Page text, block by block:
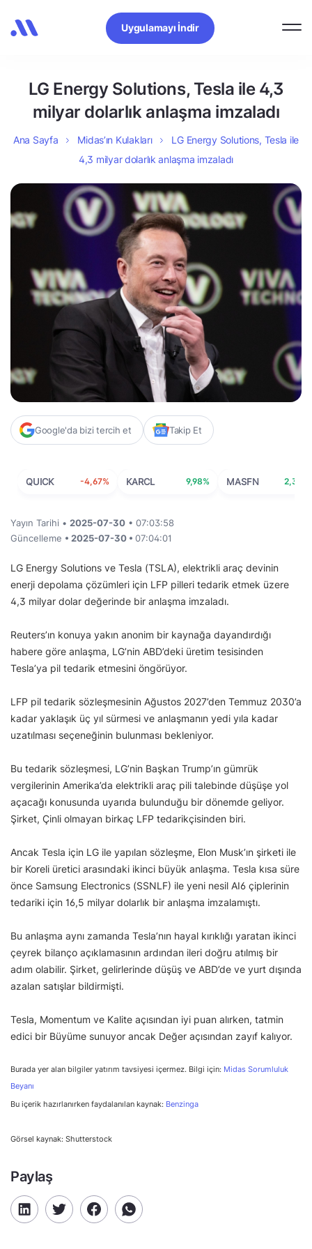
Uygulamayı İndir
LG Energy Solutions, Tesla ile 4,3
milyar dolarlık anlaşma imzaladı
Ana Sayfa Midas’ın Kulakları
LG Energy Solutions, Tesla ile
4,3 milyar dolarlık anlaşma imzaladı
Google'da bizi tercih et Takip Et
QUICK -4,67% KARCL 9,98% MASFN 2,34%
Yayın Tarihi • 2025-07-30 • 07:03:58
Güncelleme • 2025-07-30 • 07:04:01
LG Energy Solutions ve Tesla (TSLA), elektrikli araç devinin
enerji depolama çözümleri için LFP pilleri tedarik etmek üzere
4,3 milyar dolar değerinde bir anlaşma imzaladı.
Reuters’ın konuya yakın anonim bir kaynağa dayandırdığı
habere göre anlaşma, LG’nin ABD’deki üretim tesisinden
Tesla’ya pil tedarik etmesini öngörüyor.
LFP pil tedarik sözleşmesinin Ağustos 2027’den Temmuz 2030’a
kadar yaklaşık üç yıl sürmesi ve anlaşmanın yedi yıla kadar
uzatılması seçeneğinin bulunması bekleniyor.
Bu tedarik sözleşmesi, LG’nin Başkan Trump’ın gümrük
vergilerinin Amerika’da elektrikli araç pili talebinde düşüşe yol
açacağı konusunda uyarıda bulunduğu bir dönemde geliyor.
Şirket, Çinli olmayan birkaç LFP tedarikçisinden biri.
Ancak Tesla için LG ile yapılan sözleşme, Elon Musk’ın şirketi ile
bir Koreli üretici arasındaki ikinci büyük anlaşma. Tesla kısa süre
önce Samsung Electronics (SSNLF) ile yeni nesil AI6 çiplerinin
tedariki için 16,5 milyar dolarlık bir anlaşma imzalamıştı.
Bu anlaşma aynı zamanda Tesla’nın hayal kırıklığı yaratan ikinci
çeyrek bilanço açıklamasının ardından ileri doğru atılmış bir
adım olabilir. Şirket, gelirlerinde düşüş ve ABD’de ve yurt dışında
azalan satışlar bildirmişti.
Tesla, Momentum ve Kalite açısından iyi puan alırken, tatmin
edici bir Büyüme sunuyor ancak Değer açısından zayıf kalıyor.
Burada yer alan bilgiler yatırım tavsiyesi içermez. Bilgi için: Midas Sorumluluk
Beyanı
Bu içerik hazırlanırken faydalanılan kaynak: Benzinga
Görsel kaynak: Shutterstock
Paylaş